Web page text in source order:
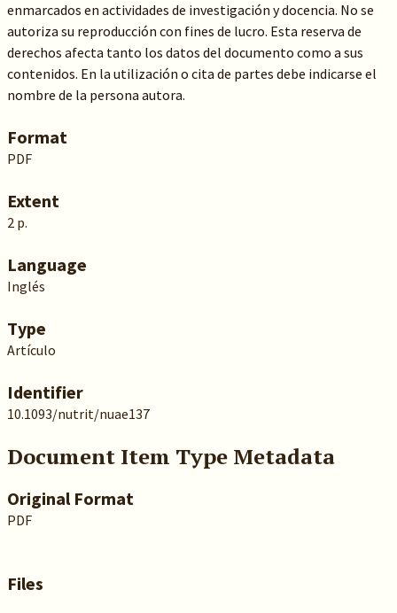
enmarcados en actividades de investigación y docencia. No se
autoriza su reproducción con fines de lucro. Esta reserva de
derechos afecta tanto los datos del documento como a sus
contenidos. En la utilización o cita de partes debe indicarse el
nombre de la persona autora.
Format
PDF
Extent
2 p.
Language
Inglés
Type
Artículo
Identifier
10.1093/nutrit/nuae137
Document Item Type Metadata
Original Format
PDF
Files